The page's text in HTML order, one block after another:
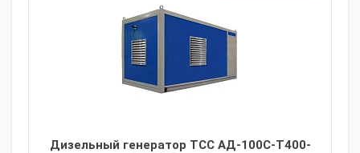
Дизельный генератор ТСС АД-100С-Т400-